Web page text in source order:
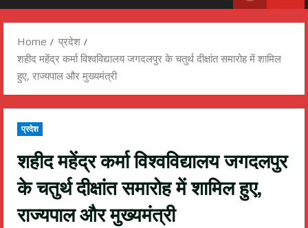
Home
प्रदेश
शहीद महेंद्र कर्मा विश्वविद्यालय जगदलपुर के चतुर्थ दीक्षांत समारोह में शामिल
हुए, राज्यपाल और मुख्यमंत्री
प्रदेश
शहीद महेंद्र कर्मा विश्वविद्यालय जगदलपुर
के चतुर्थ दीक्षांत समारोह में शामिल हुए,
राज्यपाल और मुख्यमंत्री